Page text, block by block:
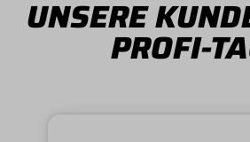
UNSERE
PROFI-